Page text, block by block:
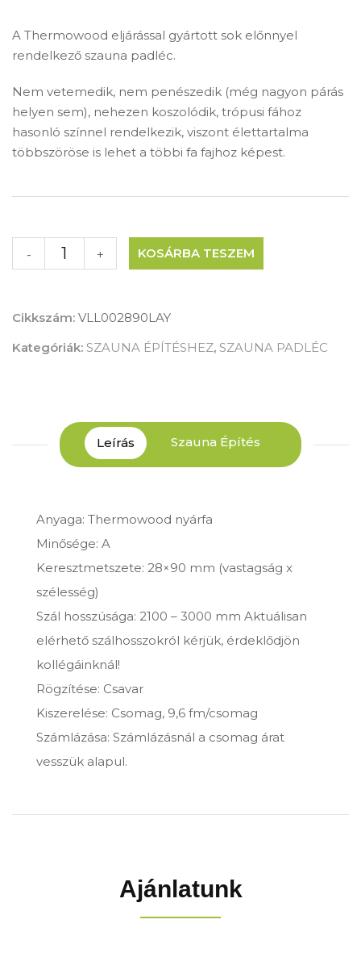
A Thermowood eljárással gyártott sok előnnyel
rendelkező szauna padléc.
Nem vetemedik, nem penészedik (még nagyon párás
helyen sem), nehezen koszolódik, trópusi fához
hasonló színnel rendelkezik, viszont élettartalma
többszöröse is lehet a többi fa fajhoz képest.
+
- KOSÁRBA TESZEM
Cikkszám: VLL002890LAY
Kategóriák: SZAUNA ÉPÍTÉSHEZ, SZAUNA PADLÉC
Leírás Szauna Építés
Anyaga: Thermowood nyárfa
Minősége: A
Keresztmetszete: 28×90 mm (vastagság x
szélesség)
Szál hosszúsága: 2100 – 3000 mm Aktuálisan
elérhető szálhosszokról kérjük, érdeklődjön
kollégáinknál!
Rögzítése: Csavar
Kiszerelése: Csomag, 9,6 fm/csomag
Számlázása: Számlázásnál a csomag árat
vesszük alapul.
Ajánlatunk